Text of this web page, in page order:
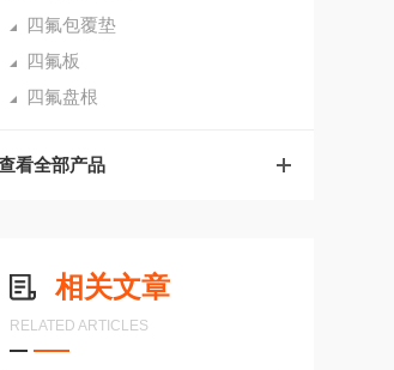
四氟包覆垫
四氟板
四氟盘根
看全部产品
相关文章
RELATED ARTICLES